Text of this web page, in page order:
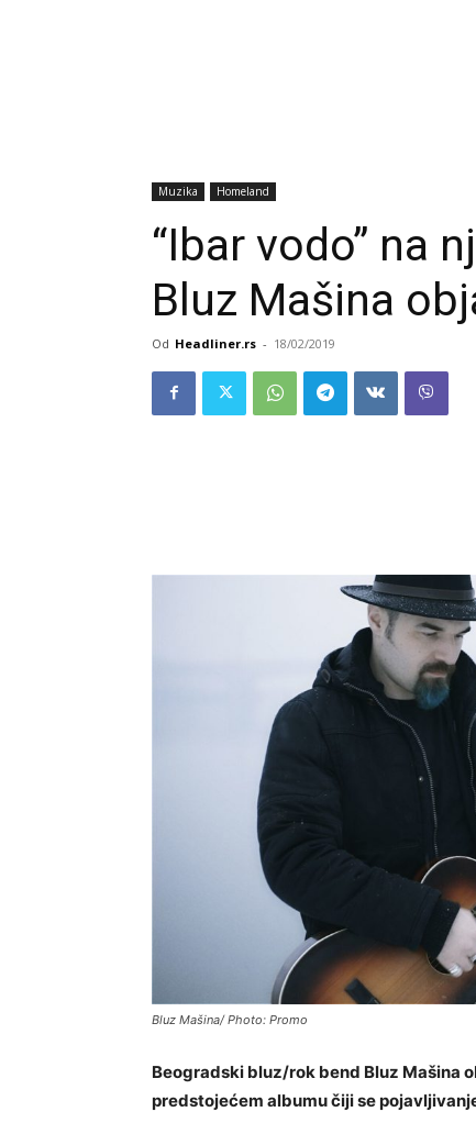
Muzika Homeland
“Ibar vodo” na
Bluz Mašina
Od Headliner.rs - 18/02/2019
Bluz Mašina/ Photo: Promo
Beogradski bluz/rok bend Bluz Mašina
predstojećem albumu čiji se